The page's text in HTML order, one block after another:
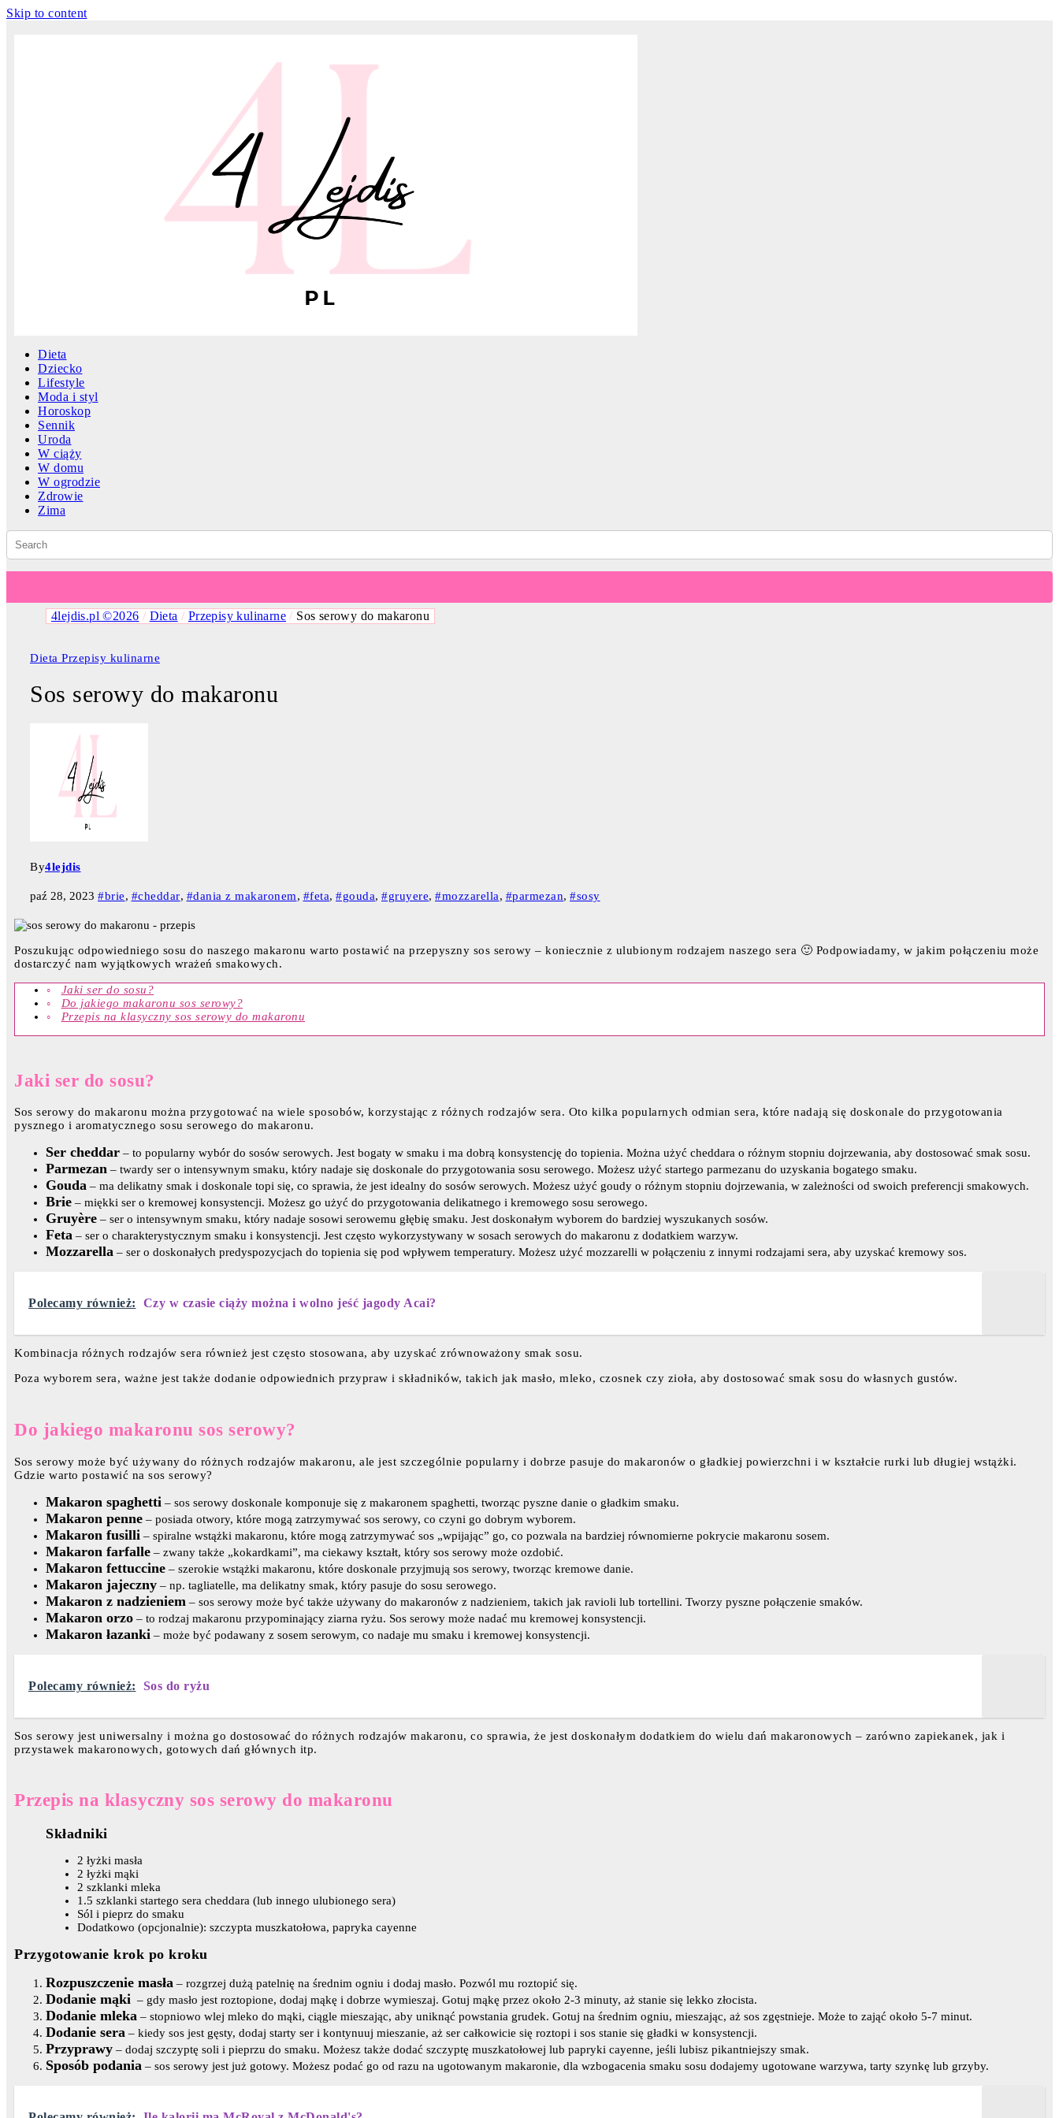
Skip to content
Dieta
Dziecko
Lifestyle
Moda i styl
Horoskop
Sennik
Uroda
W ciąży
W domu
W ogrodzie
Zdrowie
Zima
4lejdis.pl ©2026 / Dieta / Przepisy kulinarne / Sos serowy do makaronu
Dieta Przepisy kulinarne
Sos serowy do makaronu
By4lejdis
paź 28, 2023 #brie, #cheddar, #dania z makaronem, #feta, #gouda, #gruyere, #mozzarella, #parmezan, #sosy
Poszukując odpowiedniego sosu do naszego makaronu warto postawić na przepyszny sos serowy – koniecznie z ulubionym rodzajem naszego sera 🙂 Podpowiadamy, w jakim połączeniu może
dostarczyć nam wyjątkowych wrażeń smakowych.
Jaki ser do sosu?
Do jakiego makaronu sos serowy?
Przepis na klasyczny sos serowy do makaronu
Jaki ser do sosu?
Sos serowy do makaronu można przygotować na wiele sposobów, korzystając z różnych rodzajów sera. Oto kilka popularnych odmian sera, które nadają się doskonale do przygotowania
pysznego i aromatycznego sosu serowego do makaronu.
Ser cheddar – to popularny wybór do sosów serowych. Jest bogaty w smaku i ma dobrą konsystencję do topienia. Można użyć cheddara o różnym stopniu dojrzewania, aby dostosować smak sosu.
Parmezan – twardy ser o intensywnym smaku, który nadaje się doskonale do przygotowania sosu serowego. Możesz użyć startego parmezanu do uzyskania bogatego smaku.
Gouda – ma delikatny smak i doskonale topi się, co sprawia, że jest idealny do sosów serowych. Możesz użyć goudy o różnym stopniu dojrzewania, w zależności od swoich preferencji smakowych.
Brie – miękki ser o kremowej konsystencji. Możesz go użyć do przygotowania delikatnego i kremowego sosu serowego.
Gruyère – ser o intensywnym smaku, który nadaje sosowi serowemu głębię smaku. Jest doskonałym wyborem do bardziej wyszukanych sosów.
Feta – ser o charakterystycznym smaku i konsystencji. Jest często wykorzystywany w sosach serowych do makaronu z dodatkiem warzyw.
Mozzarella – ser o doskonałych predyspozycjach do topienia się pod wpływem temperatury. Możesz użyć mozzarelli w połączeniu z innymi rodzajami sera, aby uzyskać kremowy sos.
Polecamy również: Czy w czasie ciąży można i wolno jeść jagody Acai?
Kombinacja różnych rodzajów sera również jest często stosowana, aby uzyskać zrównoważony smak sosu.
Poza wyborem sera, ważne jest także dodanie odpowiednich przypraw i składników, takich jak masło, mleko, czosnek czy zioła, aby dostosować smak sosu do własnych gustów.
Do jakiego makaronu sos serowy?
Sos serowy może być używany do różnych rodzajów makaronu, ale jest szczególnie popularny i dobrze pasuje do makaronów o gładkiej powierzchni i w kształcie rurki lub długiej wstążki.
Gdzie warto postawić na sos serowy?
Makaron spaghetti – sos serowy doskonale komponuje się z makaronem spaghetti, tworząc pyszne danie o gładkim smaku.
Makaron penne – posiada otwory, które mogą zatrzymywać sos serowy, co czyni go dobrym wyborem.
Makaron fusilli – spiralne wstążki makaronu, które mogą zatrzymywać sos „wpijając” go, co pozwala na bardziej równomierne pokrycie makaronu sosem.
Makaron farfalle – zwany także „kokardkami”, ma ciekawy kształt, który sos serowy może ozdobić.
Makaron fettuccine – szerokie wstążki makaronu, które doskonale przyjmują sos serowy, tworząc kremowe danie.
Makaron jajeczny – np. tagliatelle, ma delikatny smak, który pasuje do sosu serowego.
Makaron z nadzieniem – sos serowy może być także używany do makaronów z nadzieniem, takich jak ravioli lub tortellini. Tworzy pyszne połączenie smaków.
Makaron orzo – to rodzaj makaronu przypominający ziarna ryżu. Sos serowy może nadać mu kremowej konsystencji.
Makaron łazanki – może być podawany z sosem serowym, co nadaje mu smaku i kremowej konsystencji.
Polecamy również: Sos do ryżu
Sos serowy jest uniwersalny i można go dostosować do różnych rodzajów makaronu, co sprawia, że jest doskonałym dodatkiem do wielu dań makaronowych – zarówno zapiekanek, jak i
przystawek makaronowych, gotowych dań głównych itp.
Przepis na klasyczny sos serowy do makaronu
Składniki
2 łyżki masła
2 łyżki mąki
2 szklanki mleka
1.5 szklanki startego sera cheddara (lub innego ulubionego sera)
Sól i pieprz do smaku
Dodatkowo (opcjonalnie): szczypta muszkatołowa, papryka cayenne
Przygotowanie krok po kroku
Rozpuszczenie masła – rozgrzej dużą patelnię na średnim ogniu i dodaj masło. Pozwól mu roztopić się.
Dodanie mąki – gdy masło jest roztopione, dodaj mąkę i dobrze wymieszaj. Gotuj mąkę przez około 2-3 minuty, aż stanie się lekko złocista.
Dodanie mleka – stopniowo wlej mleko do mąki, ciągle mieszając, aby uniknąć powstania grudek. Gotuj na średnim ogniu, mieszając, aż sos zgęstnieje. Może to zająć około 5-7 minut.
Dodanie sera – kiedy sos jest gęsty, dodaj starty ser i kontynuuj mieszanie, aż ser całkowicie się roztopi i sos stanie się gładki w konsystencji.
Przyprawy – dodaj szczyptę soli i pieprzu do smaku. Możesz także dodać szczyptę muszkatołowej lub papryki cayenne, jeśli lubisz pikantniejszy smak.
Sposób podania – sos serowy jest już gotowy. Możesz podać go od razu na ugotowanym makaronie, dla wzbogacenia smaku sosu dodajemy ugotowane warzywa, tarty szynkę lub grzyby.